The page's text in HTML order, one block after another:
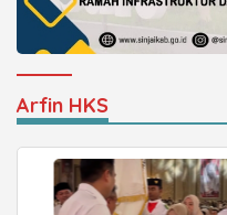
Arfin HKS